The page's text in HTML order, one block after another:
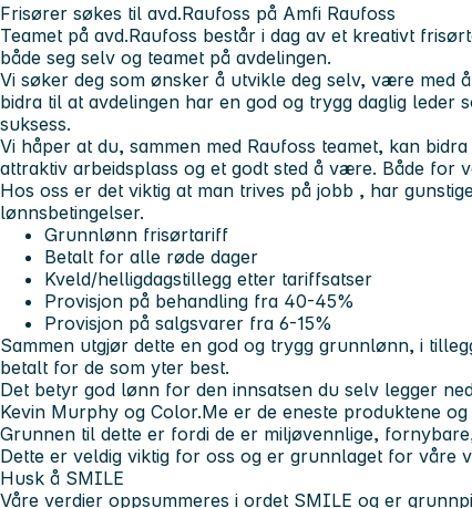
Frisører søkes til avd.Raufoss på Amfi Raufoss
Teamet på avd.Raufoss består i dag av et kreativt
både seg selv og teamet på avdelingen.
Vi søker deg som ønsker å utvikle deg selv, være med
bidra til at avdelingen har en god og trygg daglig leder
suksess.
Vi håper at du, sammen med Raufoss teamet, kan
attraktiv arbeidsplass og et godt sted å være. Både for
Hos oss er det viktig at man trives på jobb , har
lønnsbetingelser.
Grunnlønn frisørtariff
Betalt for alle røde dager
Kveld/helligdagstillegg etter tariffsatser
Provisjon på behandling fra 40-45%
Provisjon på salgsvarer fra 6-15%
Sammen utgjør dette en god og trygg grunnlønn, i
betalt for de som yter best.
Det betyr god lønn for den innsatsen du selv legger
Kevin Murphy og Color.Me er de eneste produktene
Grunnen til dette er fordi de er miljøvennlige,
Dette er veldig viktig for oss og er grunnlaget for våre
Husk å SMILE
Våre verdier oppsummeres i ordet SMILE og er